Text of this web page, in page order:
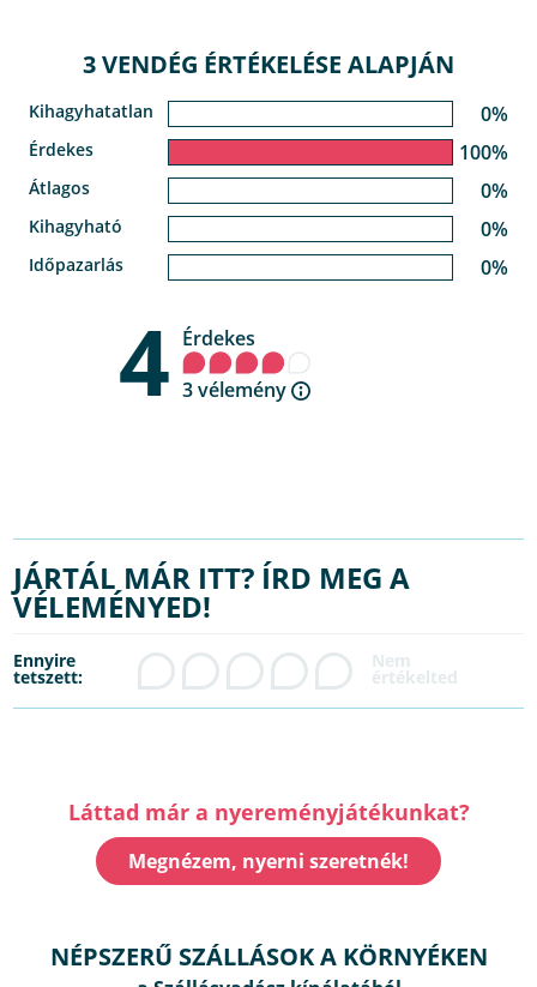
3 VENDÉG ÉRTÉKELÉSE ALAPJÁN
Kihagyhatatlan 0%
Érdekes 100%
Átlagos 0%
Kihagyható 0%
Időpazarlás 0%
4 Érdekes
3 vélemény
JÁRTÁL MÁR ITT? ÍRD MEG A
VÉLEMÉNYED!
Ennyire
tetszett:
Láttad már a nyereményjátékunkat?
Megnézem, nyerni szeretnék!
NÉPSZERŰ SZÁLLÁSOK A KÖRNYÉKEN